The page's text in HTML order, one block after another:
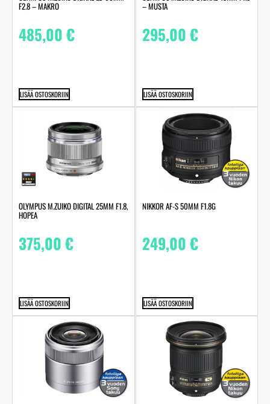
F2.8 – MAKRO
485,00€
LISÄÄ OSTOSKORIIN
– MUSTA
295,00€
LISÄÄ OSTOSKORIIN
OLYMPUS M.ZUIKO DIGITAL 25MM F1.8,
HOPEA
375,00€
LISÄÄ OSTOSKORIIN
NIKKOR AF-S 50MM F1.8G
249,00€
LISÄÄ OSTOSKORIIN